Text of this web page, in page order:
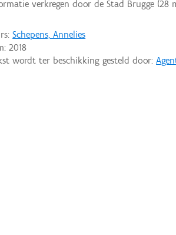
verkregen door de Stad Brugge (28
Schepens, Annelies
2018
wordt ter beschikking gesteld door: